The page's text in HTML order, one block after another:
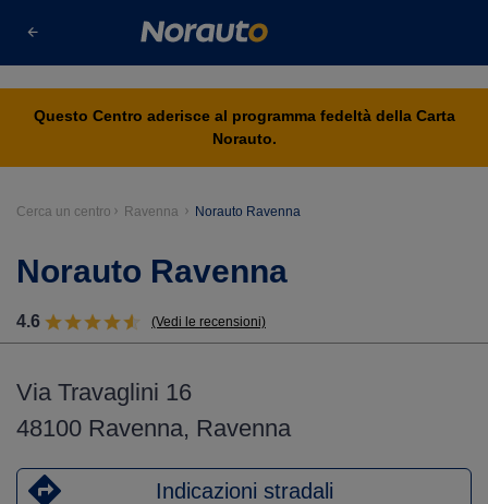
Questo Centro aderisce al programma fedeltà della Carta
Norauto.
Cerca un centro Ravenna Norauto Ravenna
Norauto Ravenna
4.6 (Vedi le recensioni)
Via Travaglini 16
48100 Ravenna, Ravenna
Indicazioni stradali